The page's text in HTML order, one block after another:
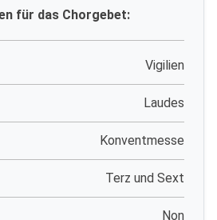
für das Chorgebet:
Vigilien
Laudes
Konventmesse
Terz und Sext
Non